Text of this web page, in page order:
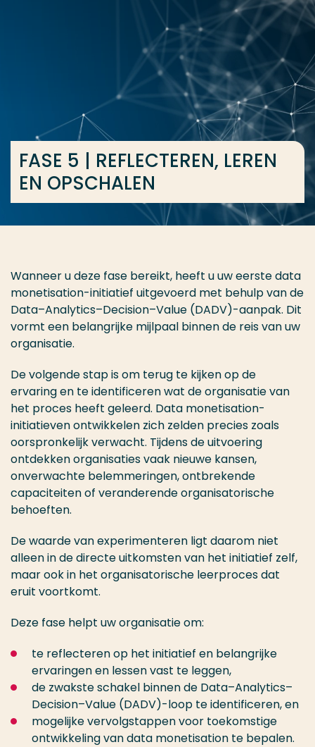
... > FASE 5 | REFLECTEREN, LEREN EN OPSCHALEN
FASE 5 | REFLECTEREN, LEREN
EN OPSCHALEN
Wanneer u deze fase bereikt, heeft u uw eerste data
monetisation-initiatief uitgevoerd met behulp van de
Data–Analytics–Decision–Value (DADV)-aanpak. Dit
vormt een belangrijke mijlpaal binnen de reis van uw
organisatie.
De volgende stap is om terug te kijken op de
ervaring en te identificeren wat de organisatie van
het proces heeft geleerd. Data monetisation-
initiatieven ontwikkelen zich zelden precies zoals
oorspronkelijk verwacht. Tijdens de uitvoering
ontdekken organisaties vaak nieuwe kansen,
onverwachte belemmeringen, ontbrekende
capaciteiten of veranderende organisatorische
behoeften.
De waarde van experimenteren ligt daarom niet
alleen in de directe uitkomsten van het initiatief zelf,
maar ook in het organisatorische leerproces dat
eruit voortkomt.
Deze fase helpt uw organisatie om:
te reflecteren op het initiatief en belangrijke
ervaringen en lessen vast te leggen,
de zwakste schakel binnen de Data–Analytics–
Decision–Value (DADV)-loop te identificeren, en
mogelijke vervolgstappen voor toekomstige
ontwikkeling van data monetisation te bepalen.
Opleiding